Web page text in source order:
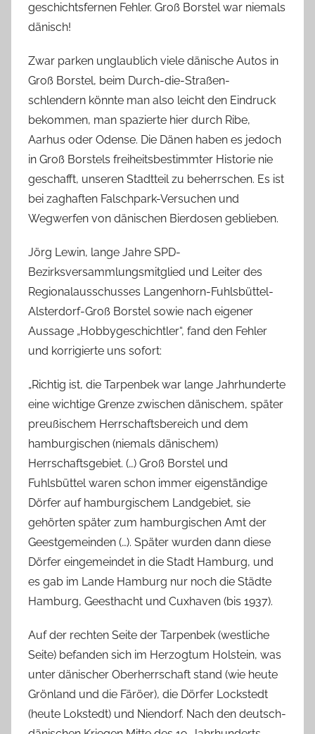
geschichtsfernen Fehler. Groß Borstel war niemals
dänisch!
Zwar parken unglaublich viele dänische Autos in
Groß Borstel, beim Durch-die-Straßen-
schlendern könnte man also leicht den Eindruck
bekommen, man spazierte hier durch Ribe,
Aarhus oder Odense. Die Dänen haben es jedoch
in Groß Borstels freiheitsbestimmter Historie nie
geschafft, unseren Stadtteil zu beherrschen. Es ist
bei zaghaften Falschpark-Versuchen und
Wegwerfen von dänischen Bierdosen geblieben.
Jörg Lewin, lange Jahre SPD-
Bezirksversammlungsmitglied und Leiter des
Regionalausschusses Langenhorn-Fuhlsbüttel-
Alsterdorf-Groß Borstel sowie nach eigener
Aussage „Hobbygeschichtler“, fand den Fehler
und korrigierte uns sofort:
„Richtig ist, die Tarpenbek war lange Jahrhunderte
eine wichtige Grenze zwischen dänischem, später
preußischem Herrschaftsbereich und dem
hamburgischen (niemals dänischem)
Herrschaftsgebiet. (…) Groß Borstel und
Fuhlsbüttel waren schon immer eigenständige
Dörfer auf hamburgischem Landgebiet, sie
gehörten später zum hamburgischen Amt der
Geestgemeinden (…). Später wurden dann diese
Dörfer eingemeindet in die Stadt Hamburg, und
es gab im Lande Hamburg nur noch die Städte
Hamburg, Geesthacht und Cuxhaven (bis 1937).
Auf der rechten Seite der Tarpenbek (westliche
Seite) befanden sich im Herzogtum Holstein, was
unter dänischer Oberherrschaft stand (wie heute
Grönland und die Färöer), die Dörfer Lockstedt
(heute Lokstedt) und Niendorf. Nach den deutsch-